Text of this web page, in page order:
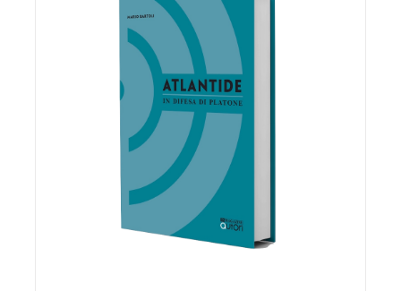
AGGIUNGI AL CARRELLO /